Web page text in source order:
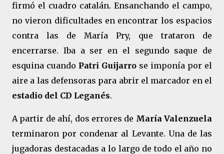
firmó el cuadro catalán. Ensanchando el campo,
no vieron dificultades en encontrar los espacios
contra las de María Pry, que trataron de
encerrarse. Iba a ser en el segundo saque de
esquina cuando Patri Guijarro se imponía por el
aire a las defensoras para abrir el marcador en el
estadio del CD Leganés.
A partir de ahí, dos errores de María Valenzuela
terminaron por condenar al Levante. Una de las
jugadoras destacadas a lo largo de todo el año no